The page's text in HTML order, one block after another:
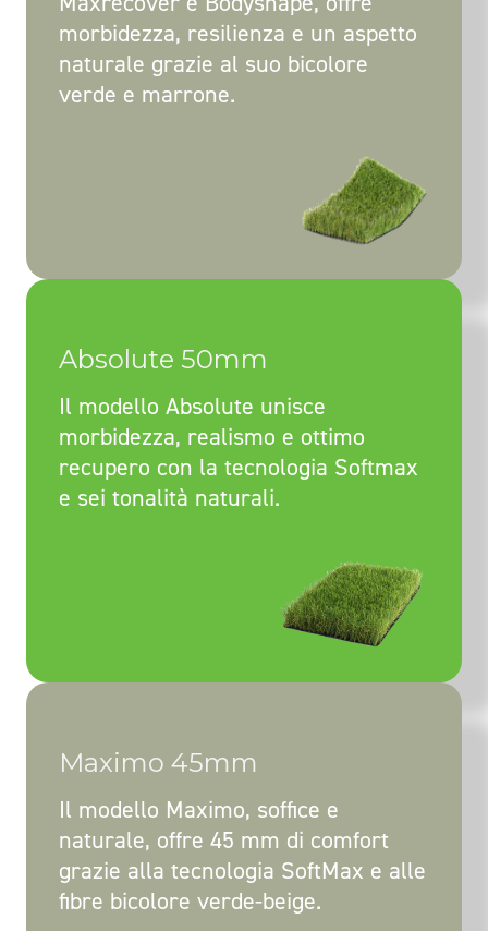
morbidezza, resilienza e un aspetto
naturale grazie al suo bicolore
verde e marrone.
Absolute 50mm
Il modello Absolute unisce
morbidezza, realismo e ottimo
recupero con la tecnologia Softmax
e sei tonalità naturali.
Maximo 45mm
Il modello Maximo, soffice e
naturale, offre 45 mm di comfort
grazie alla tecnologia SoftMax e alle
fibre bicolore verde-beige.